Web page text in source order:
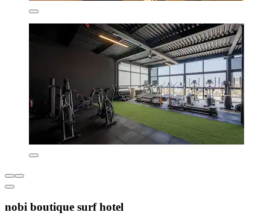
nobi boutique surf hotel